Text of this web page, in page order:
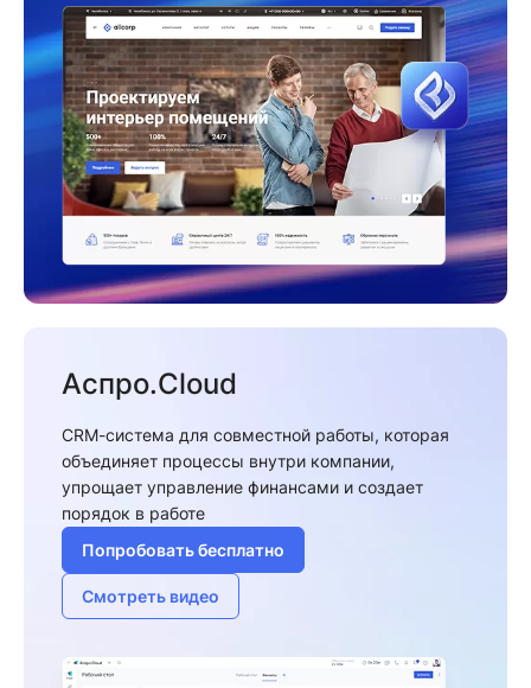
Аспро.Cloud
CRM-система для совместной работы, которая
объединяет процессы внутри компании,
упрощает управление финансами и создает
порядок в работе
Попробовать бесплатно
Смотреть видео